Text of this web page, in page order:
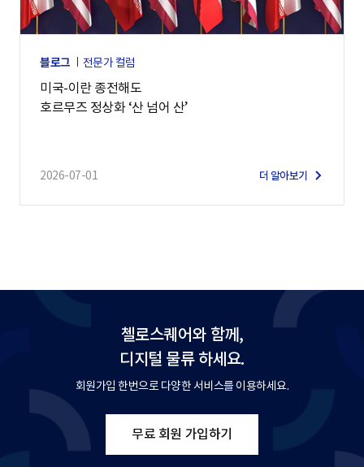
블로그 전문가 컬럼
미국-이란 종전해도
호르무즈 정상화 ‘산 넘어 산’
2026-07-01 더 알아보기
첼로스퀘어와 함께,
디지털 물류 하세요.
회원가입 한번으로 다양한 서비스를 이용하세요.
무료 회원 가입하기